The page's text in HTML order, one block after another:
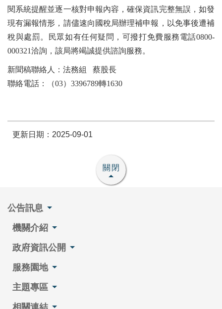
閱系統提醒並逐一核對申報內容，確保資訊完整無誤，如發
現有漏報情形，請儘速向國稅局辦理補申報，以免事後遭補
稅與處罰。民眾如有任何疑問，可撥打免費服務電話0800-
000321洽詢，該局將竭誠提供諮詢服務。
新聞稿聯絡人：法務組 蔡股長
聯絡電話：（03）3396789轉1630
更新日期：2025-09-01
關閉
公告訊息
機關介紹
政府資訊公開
服務園地
主題專區
相關連結